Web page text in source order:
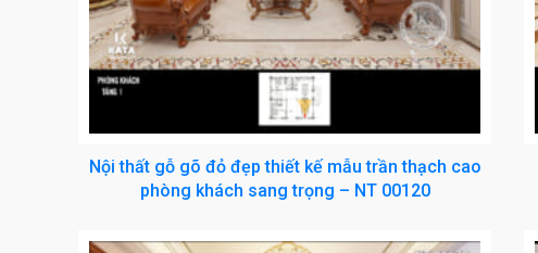
Nội thất gỗ gõ đỏ đẹp thiết kế mẫu trần thạch cao
phòng khách sang trọng – NT 00120